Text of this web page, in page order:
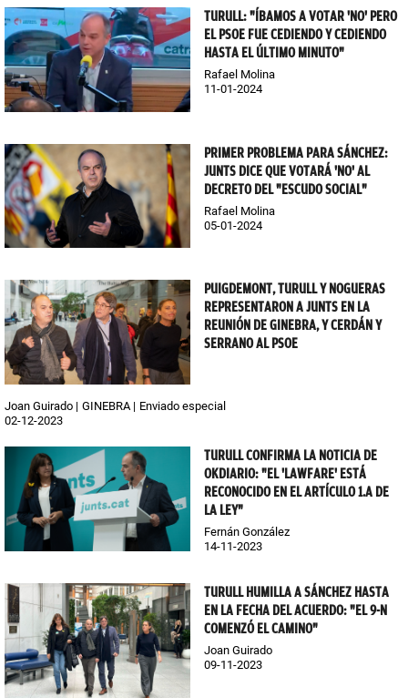
TURULL: "ÍBAMOS A VOTAR 'NO' PERO
EL PSOE FUE CEDIENDO Y CEDIENDO
HASTA EL ÚLTIMO MINUTO"
Rafael Molina
11-01-2024
PRIMER PROBLEMA PARA SÁNCHEZ:
JUNTS DICE QUE VOTARÁ 'NO' AL
DECRETO DEL "ESCUDO SOCIAL"
Rafael Molina
05-01-2024
PUIGDEMONT, TURULL Y NOGUERAS
REPRESENTARON A JUNTS EN LA
REUNIÓN DE GINEBRA, Y CERDÁN Y
SERRANO AL PSOE
Joan Guirado GINEBRA
Enviado especial
02-12-2023
TURULL CONFIRMA LA NOTICIA DE
OKDIARIO: "EL 'LAWFARE' ESTÁ
RECONOCIDO EN EL ARTÍCULO 1.A DE
LA LEY"
Fernán González
14-11-2023
TURULL HUMILLA A SÁNCHEZ HASTA
EN LA FECHA DEL ACUERDO: "EL 9-N
COMENZÓ EL CAMINO"
Joan Guirado
09-11-2023